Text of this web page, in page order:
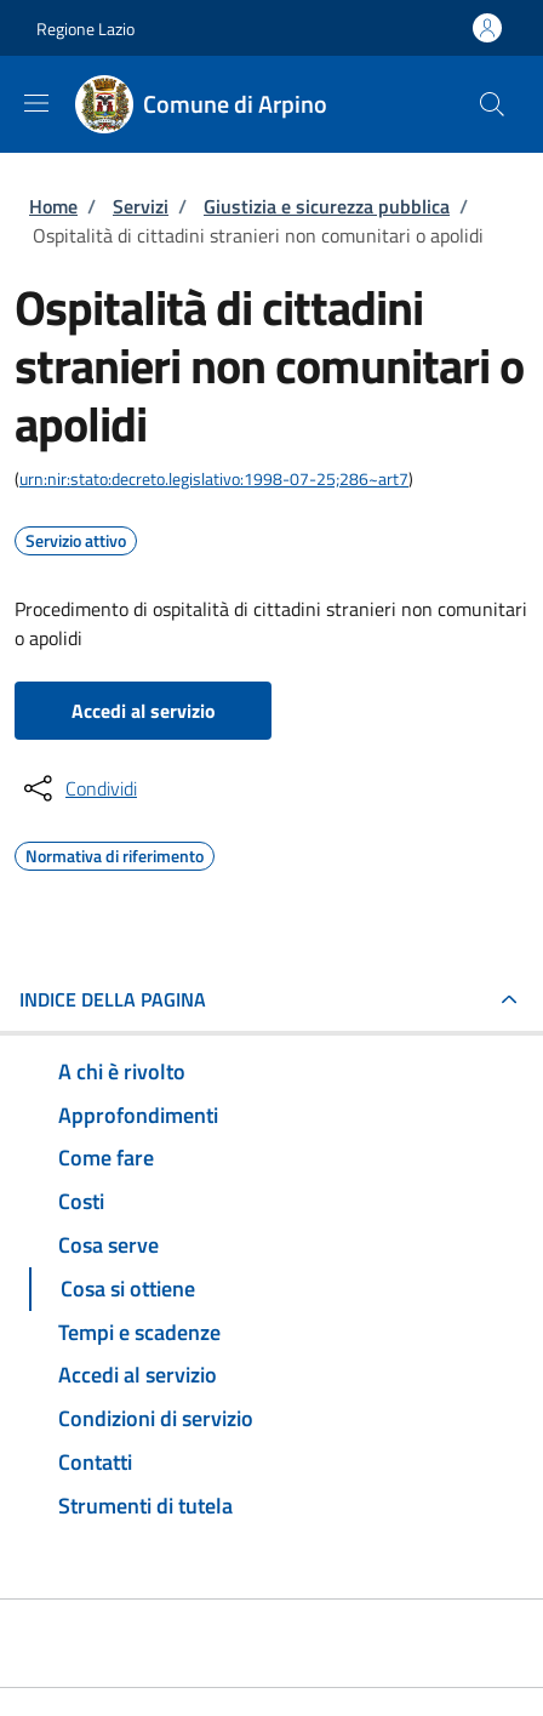
Regione Lazio
Comune di Arpino
Briciole di pane
Home / Servizi / Giustizia e sicurezza pubblica /
Ospitalità di cittadini stranieri non comunitari o apolidi
Ospitalità di cittadini
stranieri non comunitari o
apolidi
(urn:nir:stato:decreto.legislativo:1998-07-25;286~art7)
Servizio attivo
Procedimento di ospitalità di cittadini stranieri non comunitari
o apolidi
Accedi al servizio
Condividi
Normativa di riferimento
INDICE DELLA PAGINA
A chi è rivolto
Approfondimenti
Come fare
Costi
Cosa serve
Cosa si ottiene
Tempi e scadenze
Accedi al servizio
Condizioni di servizio
Contatti
Strumenti di tutela